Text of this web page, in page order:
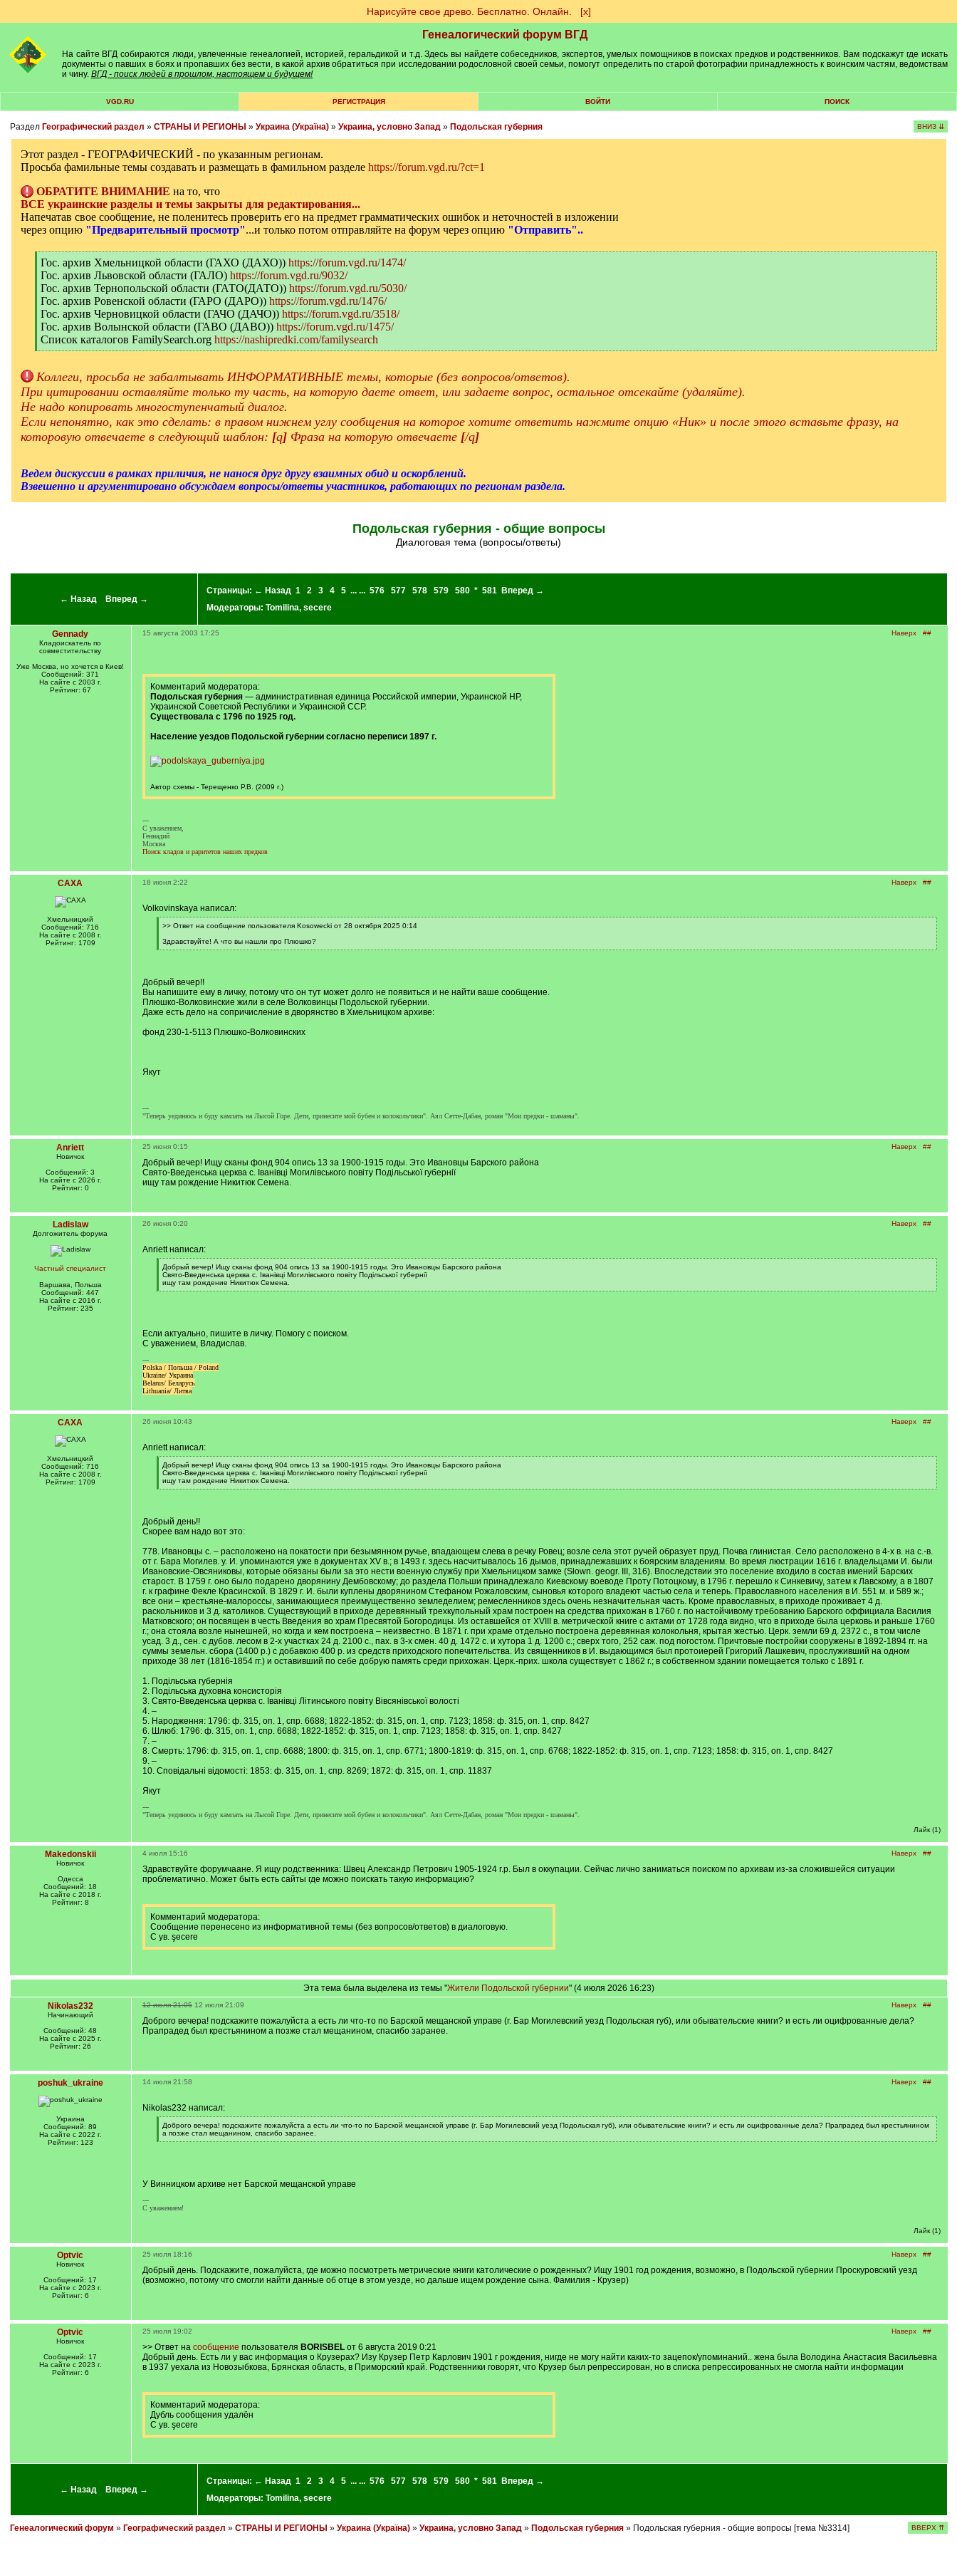
Нарисуйте свое древо. Бесплатно. Онлайн. [х]
Генеалогический форум ВГД
На сайте ВГД собираются люди, увлеченные генеалогией, историей, геральдикой и т.д. Здесь вы найдете собеседников, экспертов, умелых помощников в поисках предков и родственников. Вам подскажут где искать
документы о павших в боях и пропавших без вести, в какой архив обратиться при исследовании родословной своей семьи, помогут определить по старой фотографии принадлежность к воинским частям, ведомствам
и чину. ВГД - поиск людей в прошлом, настоящем и будущем!
VGD.RU РЕГИСТРАЦИЯ ВОЙТИ ПОИСК
Раздел Географический раздел » СТРАНЫ И РЕГИОНЫ » Украина (Україна)» Украина, условно Запад» Подольская губерния ВНИЗ ⇊
Этот раздел - ГЕОГРАФИЧЕСКИЙ - по указанным регионам.
Просьба фамильные темы создавать и размещать в фамильном разделе https://forum.vgd.ru/?ct=1
ОБРАТИТЕ ВНИМАНИЕ на то, что
ВСЕ украинские разделы и темы закрыты для редактирования...
Напечатав свое сообщение, не поленитесь проверить его на предмет грамматических ошибок и неточностей в изложении
через опцию "Предварительный просмотр"...и только потом отправляйте на форум через опцию "Отправить"..
[
q
Гос. архив Хмельницкой области (ГАХО (ДАХО)) https://forum.vgd.ru/1474/
Гос. архив Львовской области (ГАЛО) https://forum.vgd.ru/9032/
Гос. архив Тернопольской области (ГАТО(ДАТО)) https://forum.vgd.ru/5030/
Гос. архив Ровенской области (ГАРО (ДАРО)) https://forum.vgd.ru/1476/
Гос. архив Черновицкой области (ГАЧО (ДАЧО)) https://forum.vgd.ru/3518/
Гос. архив Волынской области (ГАВО (ДАВО)) https://forum.vgd.ru/1475/
Список каталогов FamilySearch.org https://nashipredki.com/familysearch
[
]
Коллеги, просьба не забалтывать ИНФОРМАТИВНЫЕ темы, которые (без вопросов/ответов).
При цитировании оставляйте только ту часть, на которую даете ответ, или задаете вопрос, остальное отсекайте (удаляйте).
Не надо копировать многоступенчатый диалог.
Если непонятно, как это сделать: в правом нижнем углу сообщения на которое хотите ответить нажмите опцию «Ник» и после этого вставьте фразу, на
которовую отвечаете в следующий шаблон: [q]Фраза на которую отвечаете [/q]
Ведем дискуссии в рамках приличия, не нанося друг другу взаимных обид и оскорблений.
Взвешенно и аргументировано обсуждаем вопросы/ответы участников, работающих по регионам раздела.
Подольская губерния - общие вопросы
Диалоговая тема (вопросы/ответы)
← Назад Вперед →
Страницы: ← Назад 1 2 3 4 5 ... ... 576 577 578 579 580 * 581
Вперед →
Модераторы: Tomilina, secere
Gennady
Кладоискатель по
совместительству
Уже Москва, но хочется в Киев!
Сообщений: 371
На сайте с 2003 г.
Рейтинг: 67
Наверх ##
15 августа 2003 17:25
Комментарий модератора:
Подольская губерния— административная единица Российской империи, Украинской НР,
Украинской Советской Республики и Украинской ССР.
Существовала с 1796 по 1925 год.
Население уездов Подольской губернии согласно переписи 1897 г.
Автор схемы - Терещенко Р.В. (2009 г.)
---
C уважением,
Геннадий
Москва
Поиск кладов и раритетов наших предков
САХА
Хмельницкий
Сообщений: 716
На сайте с 2008 г.
Рейтинг: 1709
Наверх ##
18 июня 2:22
Volkovinskaya написал:
[
]
>> Ответ на сообщение пользователя Kosowecki от 28 октября 2025 0:14
Здравствуйте! А что вы нашли про Плюшко?
[
Добрый вечер!!
Вы напишите ему в личку, потому что он тут может долго не появиться и не найти ваше сообщение.
Плюшко-Волковинские жили в селе Волковинцы Подольской губернии.
Даже есть дело на сопричисление в дворянство в Хмельницком архиве:
фонд 230-1-5113 Плюшко-Волковинских
Якут
---
"Теперь уединюсь и буду камлать на Лысой Горе. Дети, принесите мой бубен и колокольчики". Аял Сетте-Дабан, роман "Мои предки - шаманы".
Anriett
Новичок
Сообщений: 3
На сайте с 2026 г.
Рейтинг: 0
Наверх ##
25 июня 0:15
Добрый вечер! Ищу сканы фонд 904 опись 13 за 1900-1915 годы. Это Ивановцы Барского района
Свято-Введенська церква с. Іванівці Могилівського повіту Подільської губернії
ищу там рождение Никитюк Семена.
Ladislaw
Долгожитель форума
Частный специалист
Варшава, Польша
Сообщений: 447
На сайте с 2016 г.
Рейтинг: 235
Наверх ##
26 июня 0:20
Anriett написал:
[
q
]
Добрый вечер! Ищу сканы фонд 904 опись 13 за 1900-1915 годы. Это Ивановцы Барского района
Свято-Введенська церква с. Іванівці Могилівського повіту Подільської губернії
ищу там рождение Никитюк Семена.
[
Если актуально, пишите в личку. Помогу с поиском.
С уважением, Владислав.
---
Polska / Польша / Poland
Ukraine/ Украина
Belarus/ Беларусь
Lithuania/ Литва
САХА
Хмельницкий
Сообщений: 716
На сайте с 2008 г.
Рейтинг: 1709
Наверх ##
26 июня 10:43
Anriett написал:
[
q
]
Добрый вечер! Ищу сканы фонд 904 опись 13 за 1900-1915 годы. Это Ивановцы Барского района
Свято-Введенська церква с. Іванівці Могилівського повіту Подільської губернії
ищу там рождение Никитюк Семена.
[
Добрый день!!
Скорее вам надо вот это:
778. Ивановцы с. – расположено на покатости при безымянном ручье, впадающем слева в речку Ровец; возле села этот ручей образует пруд. Почва глинистая. Село расположено в 4-х в. на с.-в.
от г. Бара Могилев. у. И. упоминаются уже в документах XV в.; в 1493 г. здесь насчитывалось 16 дымов, принадлежавших к боярским владениям. Во время люстрации 1616 г. владельцами И. были
Ивановские-Овсяниковы, которые обязаны были за это нести военную службу при Хмельницком замке (Słown. geogr. III, 316). Впоследствии это поселение входило в состав имений Барских
старост. В 1759 г. оно было подарено дворянину Дембовскому; до раздела Польши принадлежало Киевскому воеводе Проту Потоцкому, в 1796 г. перешло к Синкевичу, затем к Лавскому, а в 1807
г. к графине Фекле Красинской. В 1829 г. И. были куплены дворянином Стефаном Рожаловским, сыновья которого владеют частью села и теперь. Православного населения в И. 551 м. и 589 ж.;
все они – крестьяне-малороссы, занимающиеся преимущественно земледелием; ремесленников здесь очень незначительная часть. Кроме православных, в приходе проживает 4 д.
раскольников и 3 д. католиков. Существующий в приходе деревянный трехкупольный храм построен на средства прихожан в 1760 г. по настойчивому требованию Барского оффициала Василия
Матковского; он посвящен в честь Введения во храм Пресвятой Богородицы. Из оставшейся от XVIII в. метрической книге с актами от 1728 года видно, что в приходе была церковь и раньше 1760
г.; она стояла возле нынешней, но когда и кем построена – неизвестно. В 1871 г. при храме отдельно построена деревянная колокольня, крытая жестью. Церк. земли 69 д. 2372 с., в том числе
усад. 3 д., сен. с дубов. лесом в 2-х участках 24 д. 2100 с., пах. в 3-х смен. 40 д. 1472 с. и хутора 1 д. 1200 с.; сверх того, 252 саж. под погостом. Причтовые постройки сооружены в 1892-1894 гг. на
суммы земельн. сбора (1400 р.) с добавкою 400 р. из средств приходского попечительства. Из священников в И. выдающимся был протоиерей Григорий Лашкевич, прослуживший на одном
приходе 38 лет (1816-1854 гг.) и оставивший по себе добрую память среди прихожан. Церк.-прих. школа существует с 1862 г.; в собственном здании помещается только с 1891 г.
1. Подільська губернія
2. Подільська духовна консисторія
3. Свято-Введенська церква с. Іванівці Літинського повіту Вівсянівської волості
4. –
5. Народження: 1796: ф. 315, оп. 1, спр. 6688; 1822-1852: ф. 315, оп. 1, спр. 7123; 1858: ф. 315, оп. 1, спр. 8427
6. Шлюб: 1796: ф. 315, оп. 1, спр. 6688; 1822-1852: ф. 315, оп. 1, спр. 7123; 1858: ф. 315, оп. 1, спр. 8427
7. –
8. Смерть: 1796: ф. 315, оп. 1, спр. 6688; 1800: ф. 315, оп. 1, спр. 6771; 1800-1819: ф. 315, оп. 1, спр. 6768; 1822-1852: ф. 315, оп. 1, спр. 7123; 1858: ф. 315, оп. 1, спр. 8427
9. –
10. Сповідальні відомості: 1853: ф. 315, оп. 1, спр. 8269; 1872: ф. 315, оп. 1, спр. 11837
Якут
---
"Теперь уединюсь и буду камлать на Лысой Горе. Дети, принесите мой бубен и колокольчики". Аял Сетте-Дабан, роман "Мои предки - шаманы".
Лайк (1)
Makedonskii
Новичок
Одесса
Сообщений: 18
На сайте с 2018 г.
Рейтинг: 8
Наверх ##
4 июля 15:16
Здравствуйте форумчаане. Я ищу родственника: Швец Александр Петрович 1905-1924 г.р. Был в оккупации. Сейчас лично заниматься поиском по архивам из-за сложившейся ситуации
проблематично. Может быть есть сайты где можно поискать такую информацию?
Комментарий модератора:
Сообщение перенесено из информативной темы (без вопросов/ответов) в диалоговую.
С ув. şecere
Эта тема была выделена из темы "Жители Подольской губернии" (4 июля 2026 16:23)
Nikolas232
Начинающий
Сообщений: 48
На сайте с 2025 г.
Рейтинг: 26
Наверх ##
12 июля 21:05 12 июля 21:09
Доброго вечера! подскажите пожалуйста а есть ли что-то по Барской мещанской управе (г. Бар Могилевский уезд Подольская губ), или обывательские книги? и есть ли оцифрованные дела?
Прапрадед был крестьянином а позже стал мещанином, cпасибо заранее.
poshuk_ukraine
Украина
Сообщений: 89
На сайте с 2022 г.
Рейтинг: 123
Наверх ##
14 июля 21:58
Nikolas232 написал:
[
q
]
Доброго вечера! подскажите пожалуйста а есть ли что-то по Барской мещанской управе (г. Бар Могилевский уезд Подольская губ), или обывательские книги? и есть ли оцифрованные дела? Прапрадед был крестьянином
а позже стал мещанином, cпасибо заранее.
[
У Винницком архиве нет Барской мещанской управе
---
С уважением!
Лайк (1)
Optvic
Новичок
Сообщений: 17
На сайте с 2023 г.
Рейтинг: 6
Наверх ##
25 июля 18:16
Добрый день. Подскажите, пожалуйста, где можно посмотреть метрические книги католические о рожденных? Ищу 1901 год рождения, возможно, в Подольской губернии Проскуровский уезд
(возможно, потому что смогли найти данные об отце в этом уезде, но дальше ищем рождение сына. Фамилия - Крузер)
Optvic
Новичок
Сообщений: 17
На сайте с 2023 г.
Рейтинг: 6
Наверх ##
25 июля 19:02
>> Ответ на сообщение пользователя BORISBELот 6 августа 2019 0:21
Добрый день. Есть ли у вас информация о Крузерах? Изу Крузер Петр Карлович 1901 г рождения, нигде не могу найти каких-то зацепок/упоминаний.. жена была Володина Анастасия Васильевна
в 1937 уехала из Новозыбкова, Брянская область, в Приморский край. Родственники говорят, что Крузер был репрессирован, но в списка репрессированных не смогла найти информации
Комментарий модератора:
Дубль сообщения удалён
С ув. şecere
← Назад Вперед →
Страницы: ← Назад 1 2 3 4 5 ... ... 576 577 578 579 580 * 581
Вперед →
Модераторы: Tomilina, secere
Генеалогический форум » Географический раздел » СТРАНЫ И РЕГИОНЫ » Украина (Україна)» Украина, условно Запад» Подольская губерния» Подольская губерния - общие вопросы [тема №3314] ВВЕРХ ⇈